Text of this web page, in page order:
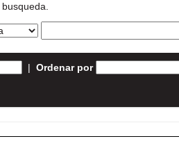
| Ordenar por